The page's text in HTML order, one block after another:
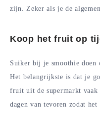
zijn. Zeker als je de
Koop het fruit op
Suiker bij je smoothie doen
Het belangrijkste is dat je
fruit uit de supermarkt
dagen van tevoren zodat